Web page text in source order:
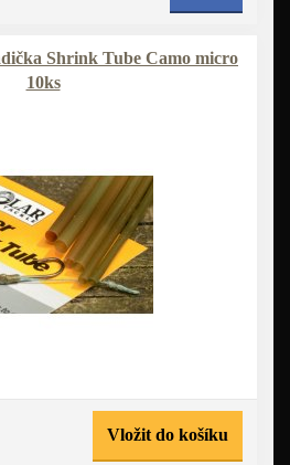
Shrink Tube Camo micro
10ks
Vložit do košíku